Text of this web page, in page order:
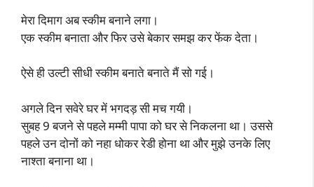
मेरा दिमाग अब स्कीम बनाने लगा।
एक स्कीम बनाता और फिर उसे बेकार समझ कर फेंक देता।
ऐसे ही उल्टी सीधी स्कीम बनाते बनाते मैं सो गई।
अगले दिन सवेरे घर में भगदड़ सी मच गयी।
सुबह 9 बजने से पहले मम्मी पापा को घर से निकलना था। उससे
पहले उन दोनों को नहा धोकर रेडी होना था और मुझे उनके लिए
नाश्ता बनाना था।